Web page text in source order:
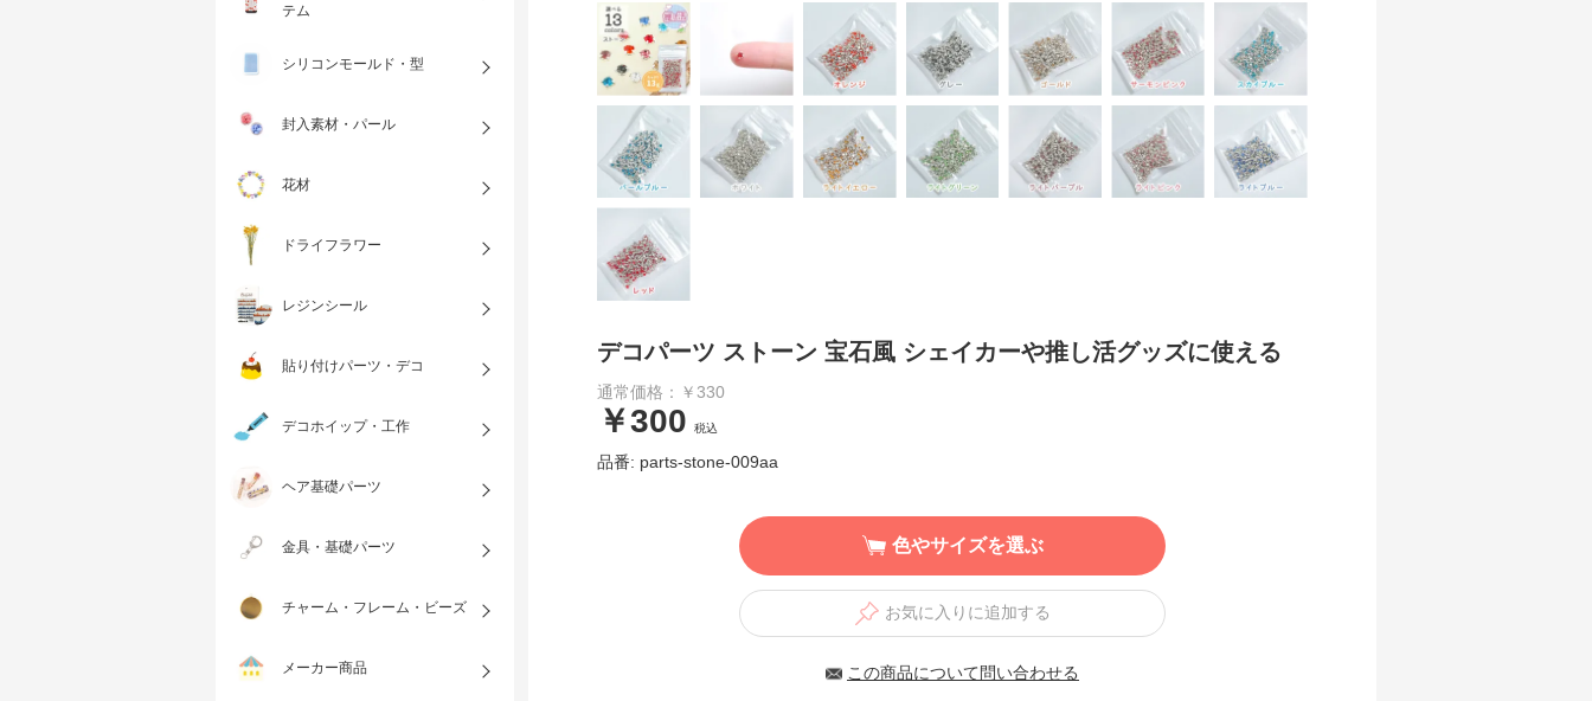
テム
シリコンモールド・型
封入素材・パール
花材
ドライフラワー
レジンシール
貼り付けパーツ・デコ
デコホイップ・工作
ヘア基礎パーツ
金具・基礎パーツ
チャーム・フレーム・ビーズ
メーカー商品
デコパーツ ストーン 宝石風 シェイカーや推し活グッズに使える
通常価格：￥330
￥300 税込
品番: parts-stone-009aa
色やサイズを選ぶ
お気に入りに追加する
この商品について問い合わせる